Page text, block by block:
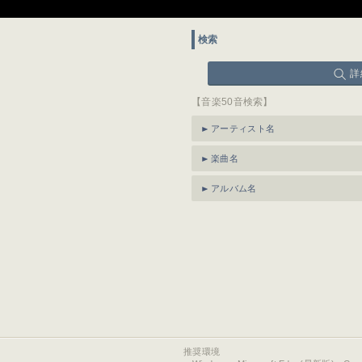
検索
詳
【音楽50音検索】
アーティスト名
楽曲名
アルバム名
推奨環境